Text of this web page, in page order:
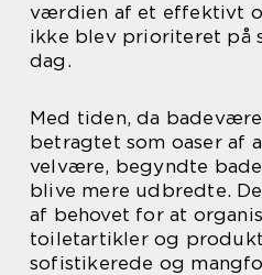
værdien af et effektivt
ikke blev prioriteret på
dag.
Med tiden, da
betragtet som oaser af
velvære, begyndte
blive mere udbredte.
af behovet for at
toiletartikler og
sofistikerede og